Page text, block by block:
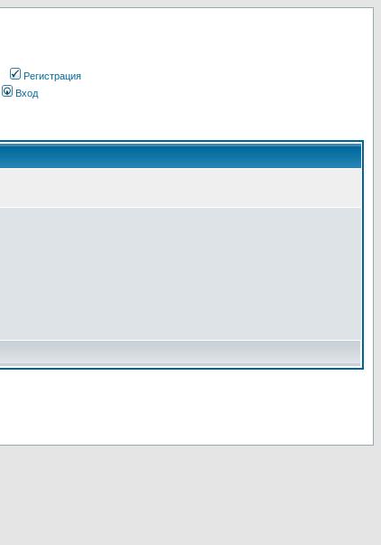
Регистрация
Вход